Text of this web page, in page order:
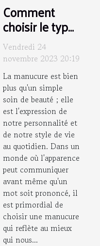
Comment
choisir le type
de manucure
idéal pour
votre style
quotidien
Vendredi 24
novembre 2023 20:19
La manucure est bien
plus qu'un simple
soin de beauté ; elle
est l'expression de
notre personnalité et
de notre style de vie
au quotidien. Dans un
monde où l'apparence
peut communiquer
avant même qu'un
mot soit prononcé, il
est primordial de
choisir une manucure
qui reflète au mieux
qui nous...